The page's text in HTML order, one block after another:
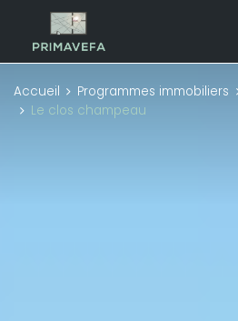
Accueil Programmes immobiliers
Le clos champeau